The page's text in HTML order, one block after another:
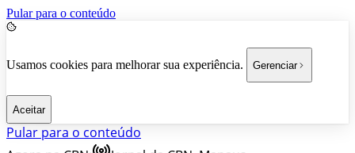
Pular para o conteúdo
Usamos cookies para melhorar sua experiência. Gerenciar
Aceitar
Pular para o conteúdo